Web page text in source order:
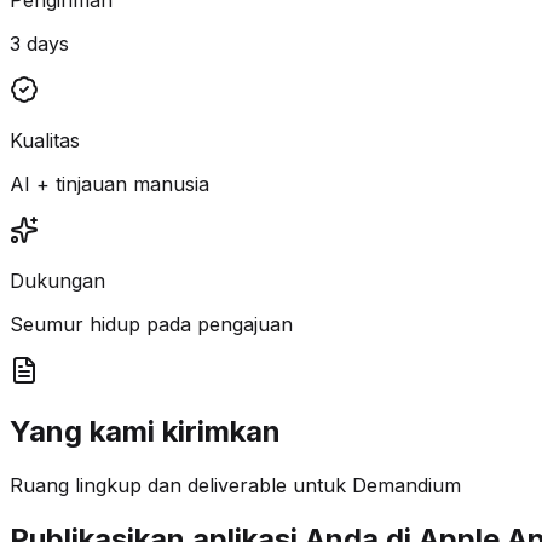
3 days
Kualitas
AI + tinjauan manusia
Dukungan
Seumur hidup pada pengajuan
Yang kami kirimkan
Ruang lingkup dan deliverable untuk Demandium